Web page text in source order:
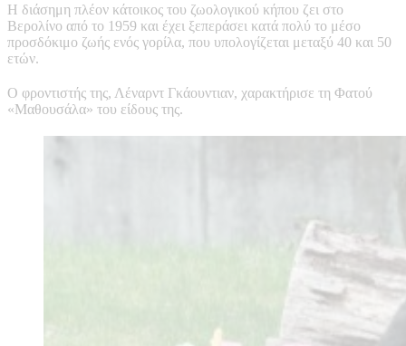
Η διάσημη πλέον κάτοικος του ζωολογικού κήπου ζει στο
Βερολίνο από το 1959 και έχει ξεπεράσει κατά πολύ το μέσο
προσδόκιμο ζωής ενός γορίλα, που υπολογίζεται μεταξύ 40 και 50
ετών.
Ο φροντιστής της, Λέναρντ Γκάουντιαν, χαρακτήρισε τη Φατού
«Μαθουσάλα» του είδους της.